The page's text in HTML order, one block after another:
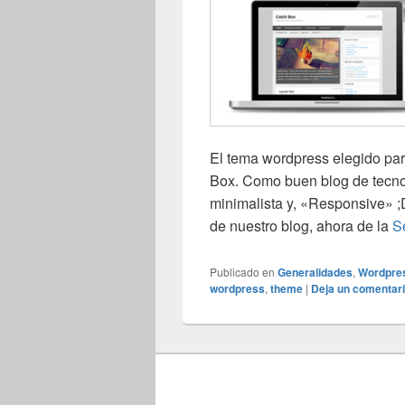
El tema wordpress elegido
Box. Como buen blog de
minimalista y, «Responsive»
de nuestro blog, ahora de la
Publicado en Generalidades,
wordpress, theme | Deja un